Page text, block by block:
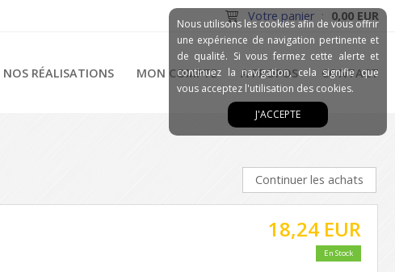
Votre panier : 0,00 EUR
NOS RÉALISATIONS MON COMPTE A PROPOS CONTACT
Continuer les achats
18,24 EUR
En Stock
Nous utilisons les cookies afin de vous offrir
une expérience de navigation pertinente et
de qualité. Si vous fermez cette alerte et
continuez la navigation, cela signifie que
vous acceptez l'utilisation des cookies.
J'ACCEPTE